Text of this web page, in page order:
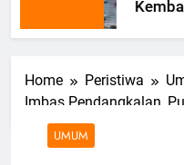
Kembali
Gempa
Home Peristiwa
Imbas Pendangkalan,
UMUM